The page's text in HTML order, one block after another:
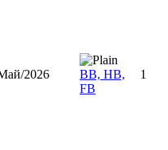
2026
BB, HB,
FB
1